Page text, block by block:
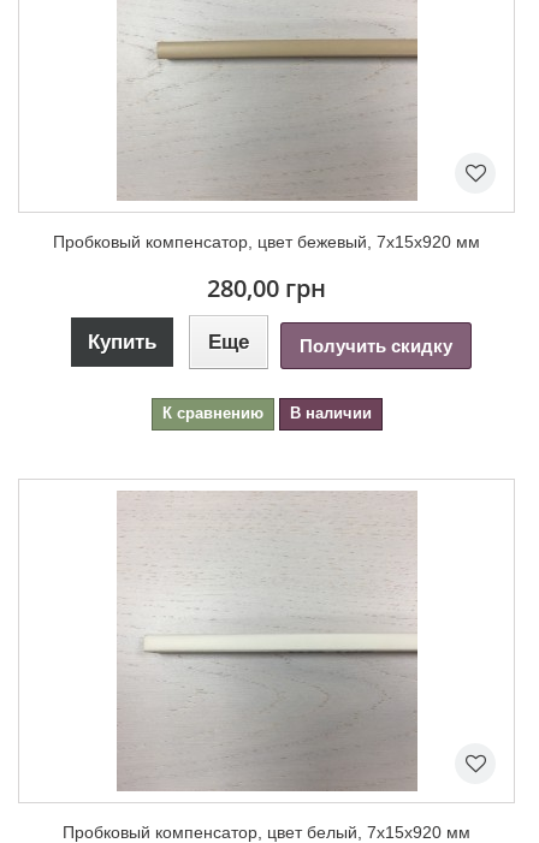
Пробковый компенсатор, цвет бежевый, 7х15х920 мм
280,00 грн
Купить Еще Получить скидку
К сравнению В наличии
Пробковый компенсатор, цвет белый, 7х15х920 мм